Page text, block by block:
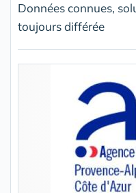
Données connues,
toujours différée